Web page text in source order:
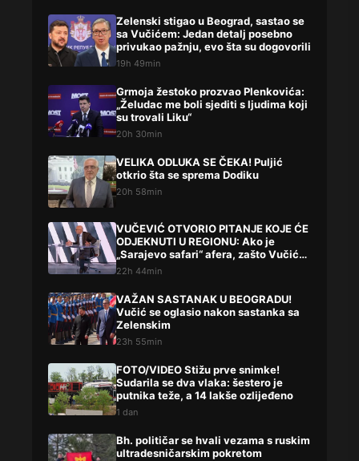
Zelenski stigao u Beograd, sastao se
sa Vučićem: Jedan detalj posebno
privukao pažnju, evo šta su dogovorili
19h 49min
Grmoja žestoko prozvao Plenkovića:
„Želudac me boli sjediti s ljudima koji
su trovali Liku“
20h 30min
VELIKA ODLUKA SE ČEKA! Puljić
otkrio šta se sprema Dodiku
20h 58min
VUČEVIĆ OTVORIO PITANJE KOJE ĆE
ODJEKNUTI U REGIONU: Ako je
„Sarajevo safari“ afera, zašto Vučića
niste procesuirali?!
22h 44min
VAŽAN SASTANAK U BEOGRADU!
Vučić se oglasio nakon sastanka sa
Zelenskim
23h 55min
FOTO/VIDEO Stižu prve snimke!
Sudarila se dva vlaka: šestero je
putnika teže, a 14 lakše ozlijeđeno
1 dan
Bh. političar se hvali vezama s ruskim
ultradesničarskim pokretom